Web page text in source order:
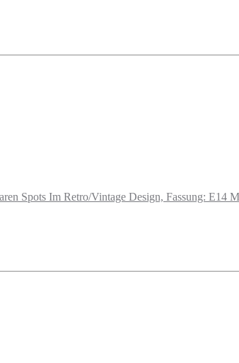
Spots Im Retro/Vintage Design, Fassung: E14